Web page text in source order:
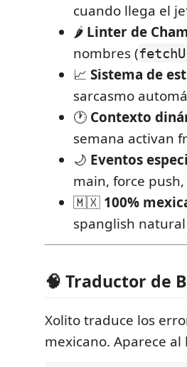
cuando llega el
🌶️ Linter de
nombres (
📈 Sistema de
sarcasmo
🕐 Contexto
semana activan
🌙 Eventos
main, force
🇲🇽 100%
spanglish natural
🧠 Traductor de
Xolito traduce los
mexicano. Aparece